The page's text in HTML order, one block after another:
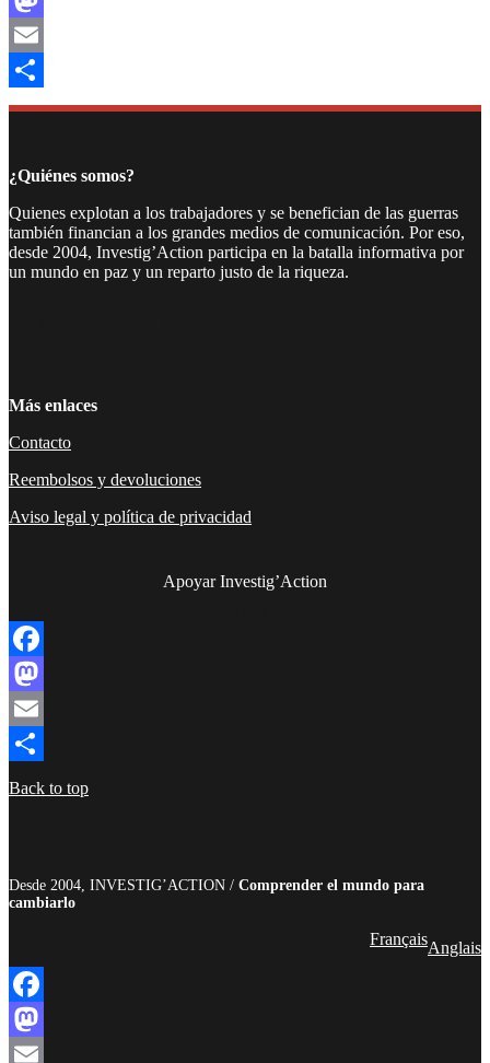
Mastodon
Email
Compartir
¿Quiénes somos?
Quienes explotan a los trabajadores y se benefician de las guerras
también financian a los grandes medios de comunicación. Por eso,
desde 2004, Investig’Action participa en la batalla informativa por
un mundo en paz y un reparto justo de la riqueza.
Más enlaces
Contacto
Reembolsos y devoluciones
Aviso legal y política de privacidad
Apoyar Investig’Action
Facebook
Mastodon
Email
Compartir
Back to top
Desde 2004, INVESTIG’ACTION / Comprender el mundo para
cambiarlo
FrançaisAnglais
Facebook
Mastodon